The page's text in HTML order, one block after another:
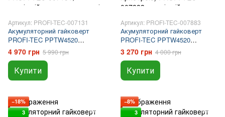
Артикул: PROFI-TEC-007131
Акумуляторний гайковерт
PROFI-TEC PPTW4520
POWERLine (2×PT2040VX (4.0
Аг), зарядний пристрій)
4 970 грн 5 990 грн
Купити
Артикул: PROFI-TEC-007883
Акумуляторний гайковерт
PROFI-TEC PPTW4520
POWERLine (без акумулятора
та зарядного пристрою)
3 270 грн 4 000 грн
Купити
−18%
3
−8%
3